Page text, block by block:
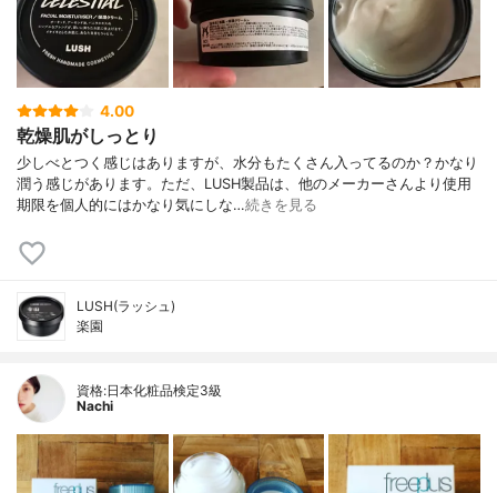
4.00
乾燥肌がしっとり
少しべとつく感じはありますが、水分もたくさん入ってるのか？かなり
潤う感じがあります。ただ、LUSH製品は、他のメーカーさんより使用
期限を個人的にはかなり気にしな…続きを見る
LUSH(ラッシュ)
楽園
資格:日本化粧品検定3級
Nachi